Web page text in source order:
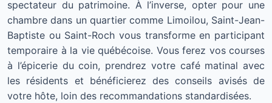
spectateur du patrimoine. À l’inverse, opter pour une
chambre dans un quartier comme Limoilou, Saint-Jean-
Baptiste ou Saint-Roch vous transforme en participant
temporaire à la vie québécoise. Vous ferez vos courses
à l’épicerie du coin, prendrez votre café matinal avec
les résidents et bénéficierez des conseils avisés de
votre hôte, loin des recommandations standardisées.